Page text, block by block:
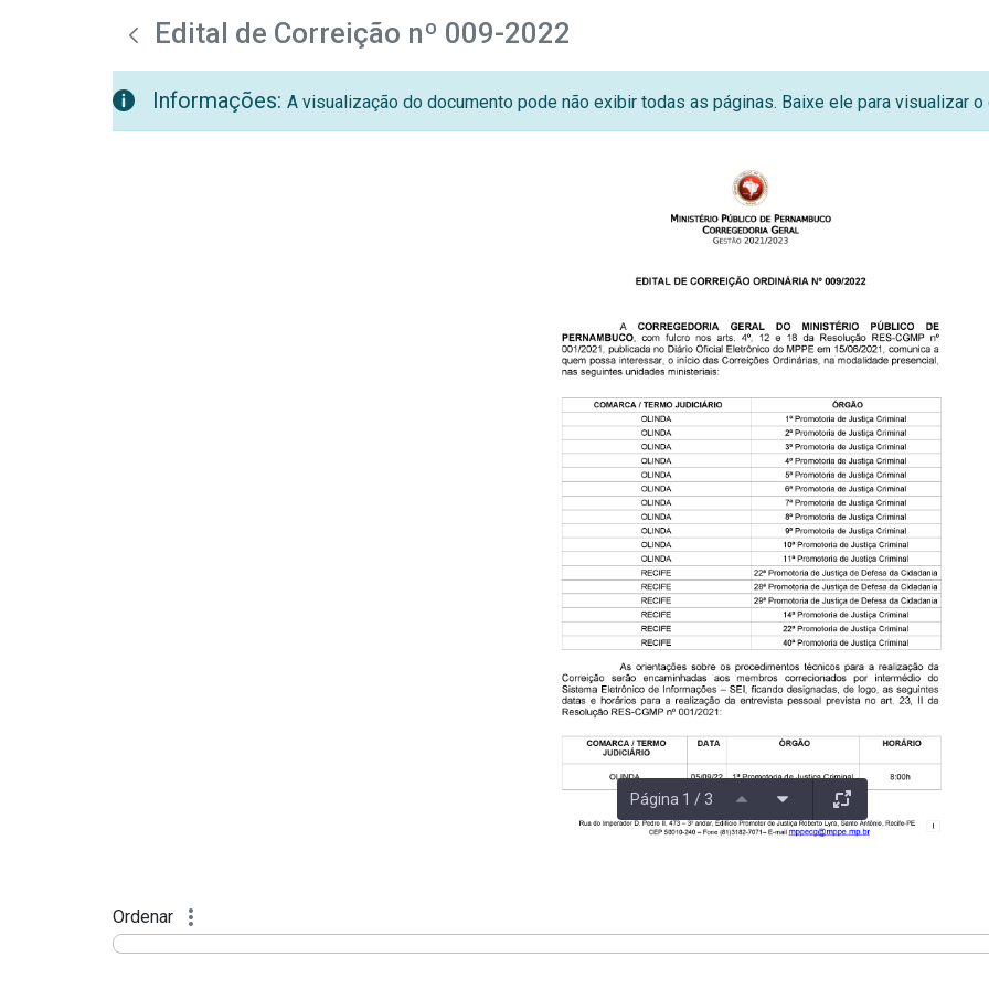
Pular para o Conteúdo principal
teste descricaoEdital de Correição nº 009-2022
Informações: A visualização do documento pode não exibir todas as páginas. Baixe ele para visualizar
Página 1 / 3
Ordenar